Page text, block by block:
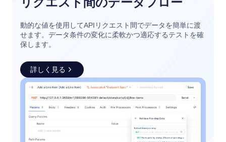
動的な値を使用してAPIリクエスト間でデータを簡単に渡
せます。データ条件の変化に柔軟かつ適応するテストを確
保します。
詳しく見る